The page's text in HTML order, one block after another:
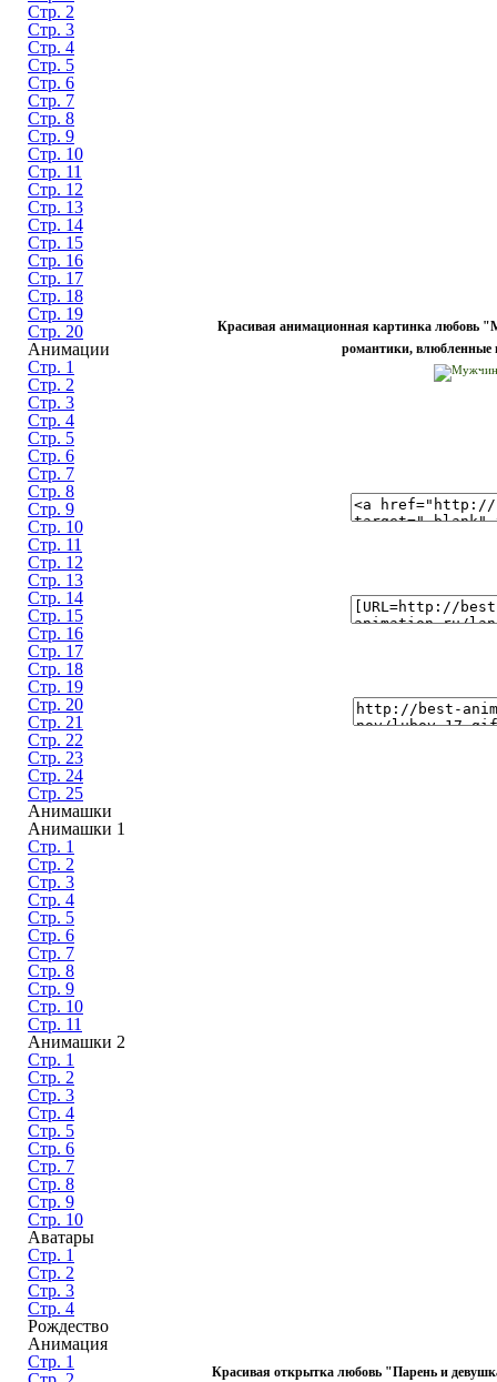
Стр. 2
Стр. 3
Стр. 4
Стр. 5
Стр. 6
Стр. 7
Стр. 8
Стр. 9
Стр. 10
Стр. 11
Стр. 12
Стр. 13
Стр. 14
Стр. 15
Стр. 16
Стр. 17
Стр. 18
Стр. 19
Стр. 20
Анимации
Стр. 1
Стр. 2
Стр. 3
Стр. 4
Стр. 5
Стр. 6
Стр. 7
Стр. 8
Стр. 9
Стр. 10
Стр. 11
Стр. 12
Стр. 13
Стр. 14
Стр. 15
Стр. 16
Стр. 17
Стр. 18
Стр. 19
Стр. 20
Стр. 21
Стр. 22
Стр. 23
Стр. 24
Стр. 25
Анимашки
Анимашки 1
Стр. 1
Стр. 2
Стр. 3
Стр. 4
Стр. 5
Стр. 6
Стр. 7
Стр. 8
Стр. 9
Стр. 10
Стр. 11
Анимашки 2
Стр. 1
Стр. 2
Стр. 3
Стр. 4
Стр. 5
Стр. 6
Стр. 7
Стр. 8
Стр. 9
Стр. 10
Аватары
Стр. 1
Стр. 2
Стр. 3
Стр. 4
Рождество
Анимация
Стр. 1
Красивая анимационная картинка любовь
романтики, влюбленные
Красивая открытка любовь "Парень и